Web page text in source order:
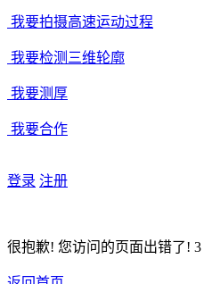
我要拍摄高速运动过程
我要检测三维轮廓
我要测厚
我要合作
登录 注册
很抱歉! 您访问的页面出错了! 3